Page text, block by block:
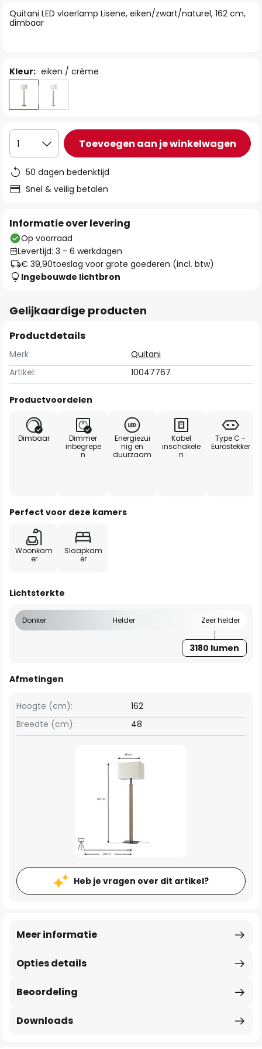
de
afbeeldingen-
Quitani LED vloerlamp Lisene, eiken/zwart/naturel, 162 cm,
dimbaar
Kleur: eiken / crème
1 Toevoegen aan je winkelwagen
50 dagen bedenktijd
Snel & veilig betalen
Informatie over levering
Op voorraad
Levertijd: 3 - 6 werkdagen
€ 39,90toeslag voor grote goederen (incl. btw)
Ingebouwde lichtbron
Gelijkaardige producten
Productdetails
Merk
Quitani
Artikel:
10047767
Productvoordelen
Dimbaar
Dimmer
inbegrepe
n
Energiezui
nig en
duurzaam
Kabel
inschakele
n
Type C -
Eurostekker
Perfect voor deze kamers
Woonkam
er
Slaapkam
er
Lichtsterkte
Donker Helder Zeer helder
3180 lumen
Afmetingen
Breedte (cm): 48
Hoogte (cm): 162
Heb je vragen over dit artikel?
Opties details
Meer informatie
Beoordeling
Downloads